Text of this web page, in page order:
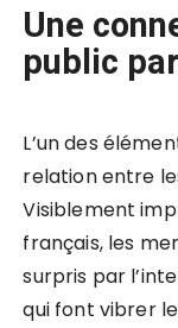
Une
public
L’un des
relation entre
Visiblement
français, les
surpris par
qui font vibrer